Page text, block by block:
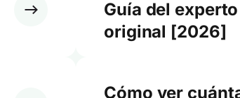
Guía del
original [2026]
Cómo ver